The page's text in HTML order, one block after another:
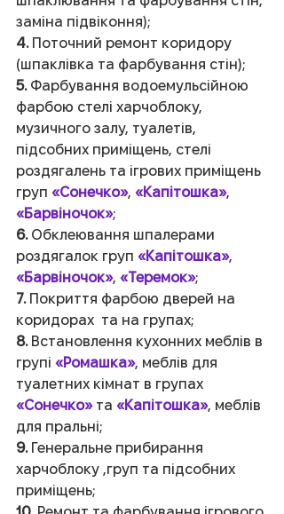
заміна підвіконня);
4. Поточний ремонт коридору
(шпаклівка та фарбування стін);
5. Фарбування водоемульсійною
фарбою стелі харчоблоку,
музичного залу, туалетів,
підсобних приміщень, стелі
роздягалень та ігрових приміщень
груп «Сонечко», «Капітошка»,
«Барвіночок»;
6. Обклеювання шпалерами
роздягалок груп «Капітошка»,
«Барвіночок», «Теремок»;
7. Покриття фарбою дверей на
коридорах  та на групах;
8. Встановлення кухонних меблів в
групі «Ромашка», меблів для
туалетних кімнат в групах
«Сонечко» та «Капітошка», меблів
для пральні;
9. Генеральне прибирання
харчоблоку ,груп та підсобних
приміщень;